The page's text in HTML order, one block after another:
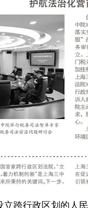
跨行政区划的人